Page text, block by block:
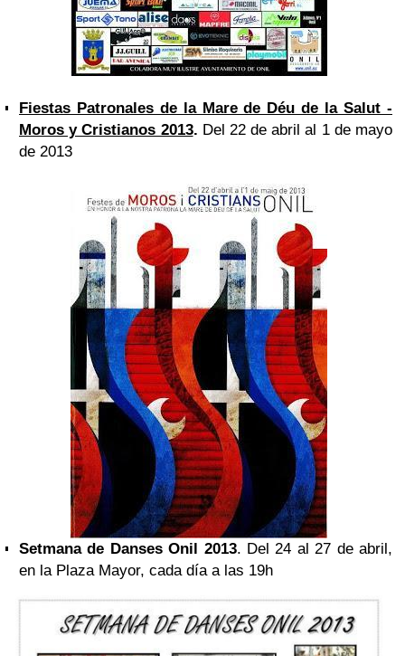
Fiestas Patronales de la Mare de Déu de la Salut -
Moros y Cristianos 2013. Del 22 de abril al 1 de mayo
de 2013
Setmana de Danses Onil 2013. Del 24 al 27 de abril,
en la Plaza Mayor, cada día a las 19h